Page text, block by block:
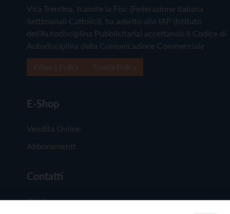
Vita Trentina, tramite la Fisc (Federazione Italiana
Settimanali Cattolici), ha aderito allo IAP (Istituto
dell'Autodisciplina Pubblicitaria) accettando il Codice di
Autodisciplina della Comunicazione Commerciale
E-Shop
Vendita Online
Abbonamenti
Contatti
Chi Siamo